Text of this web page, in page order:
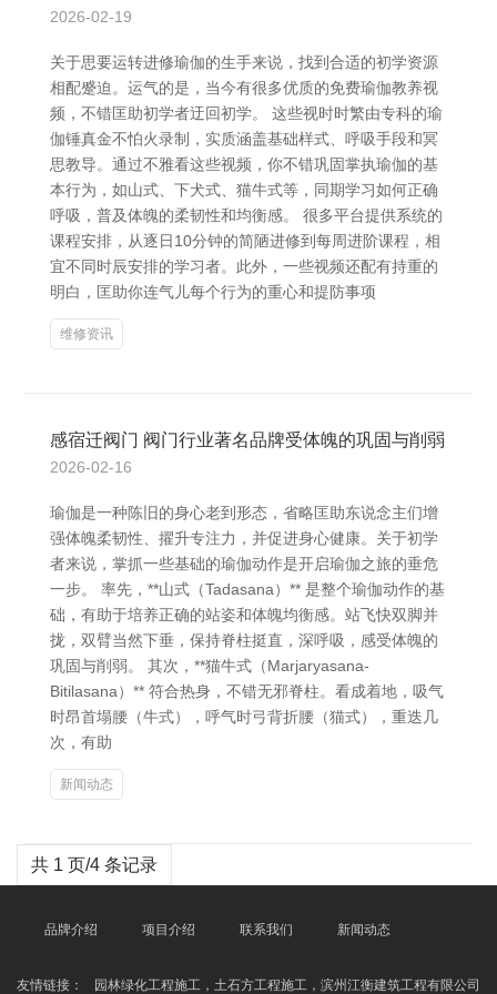
2026-02-19
关于思要运转进修瑜伽的生手来说，找到合适的初学资源
相配蹙迫。运气的是，当今有很多优质的免费瑜伽教养视
频，不错匡助初学者迂回初学。 这些视时时繁由专科的瑜
伽锤真金不怕火录制，实质涵盖基础样式、呼吸手段和冥
思教导。通过不雅看这些视频，你不错巩固掌执瑜伽的基
本行为，如山式、下犬式、猫牛式等，同期学习如何正确
呼吸，普及体魄的柔韧性和均衡感。 很多平台提供系统的
课程安排，从逐日10分钟的简陋进修到每周进阶课程，相
宜不同时辰安排的学习者。此外，一些视频还配有持重的
明白，匡助你连气儿每个行为的重心和提防事项
维修资讯
感宿迁阀门 阀门行业著名品牌受体魄的巩固与削弱
2026-02-16
瑜伽是一种陈旧的身心老到形态，省略匡助东说念主们增
强体魄柔韧性、擢升专注力，并促进身心健康。关于初学
者来说，掌抓一些基础的瑜伽动作是开启瑜伽之旅的垂危
一步。 率先，**山式（Tadasana）** 是整个瑜伽动作的基
础，有助于培养正确的站姿和体魄均衡感。站飞快双脚并
拢，双臂当然下垂，保持脊柱挺直，深呼吸，感受体魄的
巩固与削弱。 其次，**猫牛式（Marjaryasana-
Bitilasana）** 符合热身，不错无邪脊柱。看成着地，吸气
时昂首塌腰（牛式），呼气时弓背折腰（猫式），重迭几
次，有助
新闻动态
共 1 页/4 条记录
品牌介绍 项目介绍 联系我们 新闻动态
友情链接：
园林绿化工程施工，土石方工程施工，滨州江衡建筑工程有限公司